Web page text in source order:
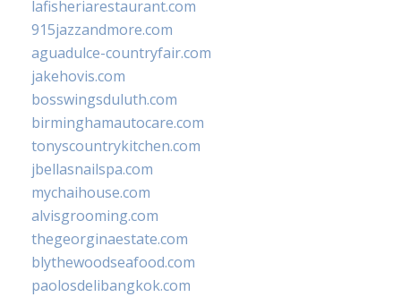
lafisheriarestaurant.com
915jazzandmore.com
aguadulce-countryfair.com
jakehovis.com
bosswingsduluth.com
birminghamautocare.com
tonyscountrykitchen.com
jbellasnailspa.com
mychaihouse.com
alvisgrooming.com
thegeorginaestate.com
blythewoodseafood.com
paolosdelibangkok.com